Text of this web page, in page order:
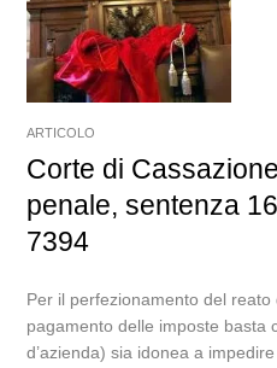
ARTICOLO
Corte di
penale, sentenza
7394
Per il perfezionamento del
pagamento delle imposte basta
d’azienda) sia idonea a